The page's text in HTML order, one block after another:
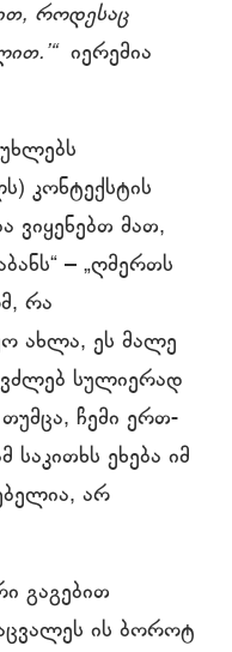
როდესაც
იერემია
კონტექსტის
ვიყენებთ მათ,
– „ღმერთს
რა
ახლა, ეს მალე
სულიერად
ჩემი ერთ-
ეხება იმ
არ
გაგებით
ის ბოროტ